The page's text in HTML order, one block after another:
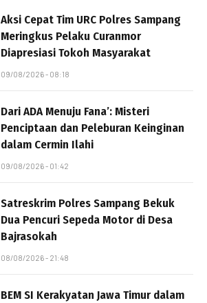
Aksi Cepat Tim URC Polres Sampang
Meringkus Pelaku Curanmor
Diapresiasi Tokoh Masyarakat
09/08/2026 - 08:18
Dari ADA Menuju Fana’: Misteri
Penciptaan dan Peleburan Keinginan
dalam Cermin Ilahi
09/08/2026 - 01:42
Satreskrim Polres Sampang Bekuk
Dua Pencuri Sepeda Motor di Desa
Bajrasokah
08/08/2026 - 21:48
BEM SI Kerakyatan Jawa Timur dalam